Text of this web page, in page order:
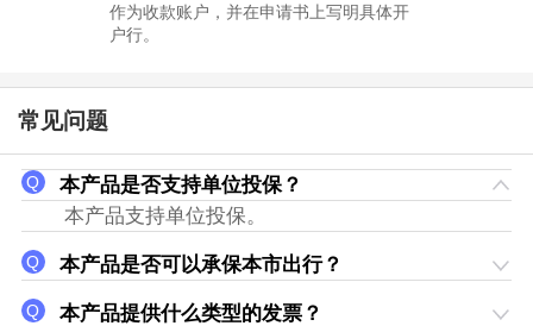
作为收款账户，并在申请书上写明具体开
户行。
常见问题
本产品是否支持单位投保？
本产品支持单位投保。
本产品是否可以承保本市出行？
本产品提供什么类型的发票？